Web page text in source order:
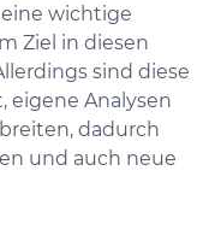
wichtige
Ziel in diesen
sind diese
eigene Analysen
dadurch
und auch neue